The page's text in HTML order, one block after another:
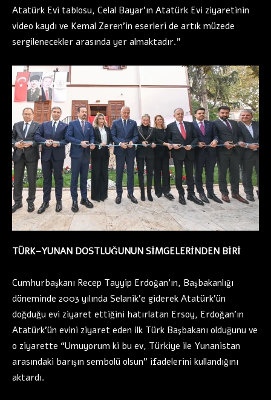
Atatürk Evi tablosu, Celal Bayar’ın Atatürk Evi ziyaretinin
video kaydı ve Kemal Zeren’in eserleri de artık müzede
sergilenecekler arasında yer almaktadır.”
TÜRK–YUNAN DOSTLUĞUNUN SİMGELERİNDEN BİRİ
Cumhurbaşkanı Recep Tayyip Erdoğan’ın, Başbakanlığı
döneminde 2003 yılında Selanik’e giderek Atatürk’ün
doğduğu evi ziyaret ettiğini hatırlatan Ersoy, Erdoğan’ın
Atatürk’ün evini ziyaret eden ilk Türk Başbakanı olduğunu ve
o ziyarette “Umuyorum ki bu ev, Türkiye ile Yunanistan
arasındaki barışın sembolü olsun” ifadelerini kullandığını
aktardı.